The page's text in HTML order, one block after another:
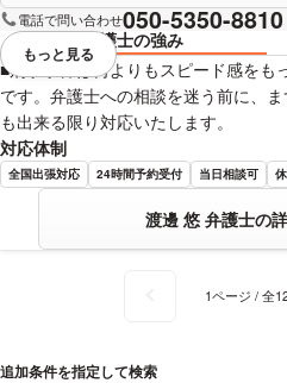
電話で問い合わせ050-5350-8810
弁護士の強み
■刑事事件は何よりもスピード感をも
です。弁護士への相談を迷う前に、
も出来る限り対応いたします。
対応体制
全国出張対応 24時間予約受付 当日相談可
渡邊 悠 弁護士の
視覚的に省略されている要素を
もっと見る
1ページ / 全
追加条件を指定して検索